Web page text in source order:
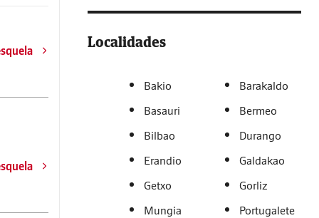
Localidades
Bakio
Barakaldo
Basauri
Bermeo
Bilbao
Durango
Erandio
Galdakao
Getxo
Gorliz
Mungia
Portugalete